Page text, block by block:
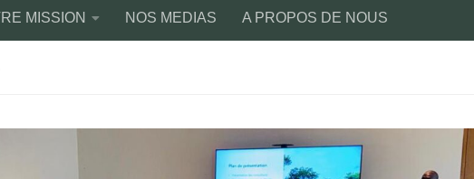
MISSION NOS MEDIAS A PROPOS DE NOUS